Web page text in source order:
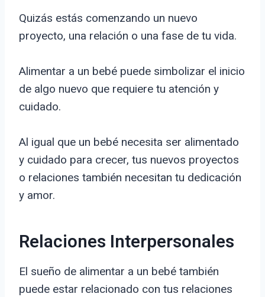
Quizás estás comenzando un nuevo
proyecto, una relación o una fase de tu vida.
Alimentar a un bebé puede simbolizar el inicio
de algo nuevo que requiere tu atención y
cuidado.
Al igual que un bebé necesita ser alimentado
y cuidado para crecer, tus nuevos proyectos
o relaciones también necesitan tu dedicación
y amor.
Relaciones Interpersonales
El sueño de alimentar a un bebé también
puede estar relacionado con tus relaciones